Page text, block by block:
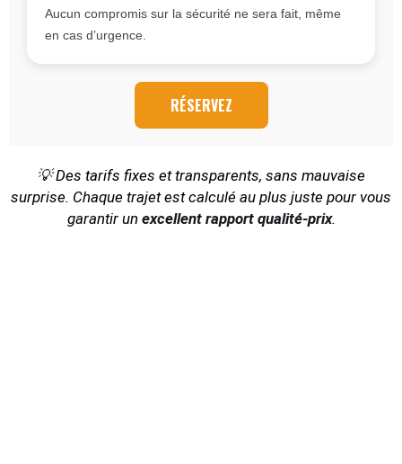
Aucun compromis sur la sécurité ne sera fait, même
en cas d’urgence.
RÉSERVEZ
💡 Des tarifs fixes et transparents, sans mauvaise
surprise. Chaque trajet est calculé au plus juste pour vous
garantir un excellent rapport qualité-prix.